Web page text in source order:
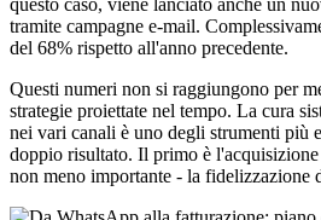
questo caso, viene lanciato anche un
tramite campagne e-mail.
del 68% rispetto all'anno precedente.
Questi numeri non si raggiungono per
strategie proiettate nel tempo. La cura
nei vari canali è uno degli strumenti più
doppio risultato. Il primo è
non meno importante - la fidelizzazione